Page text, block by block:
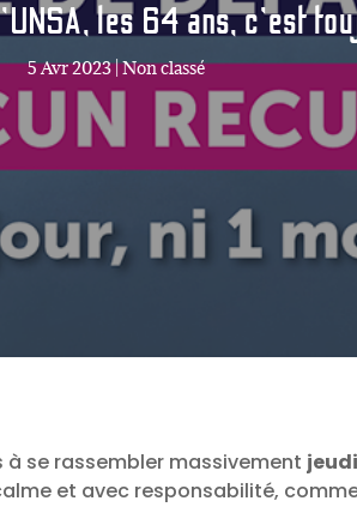
les 64 ans, c’est
5 Avr 2023|Non classé
à se rassembler massivement jeudi
et avec responsabilité,